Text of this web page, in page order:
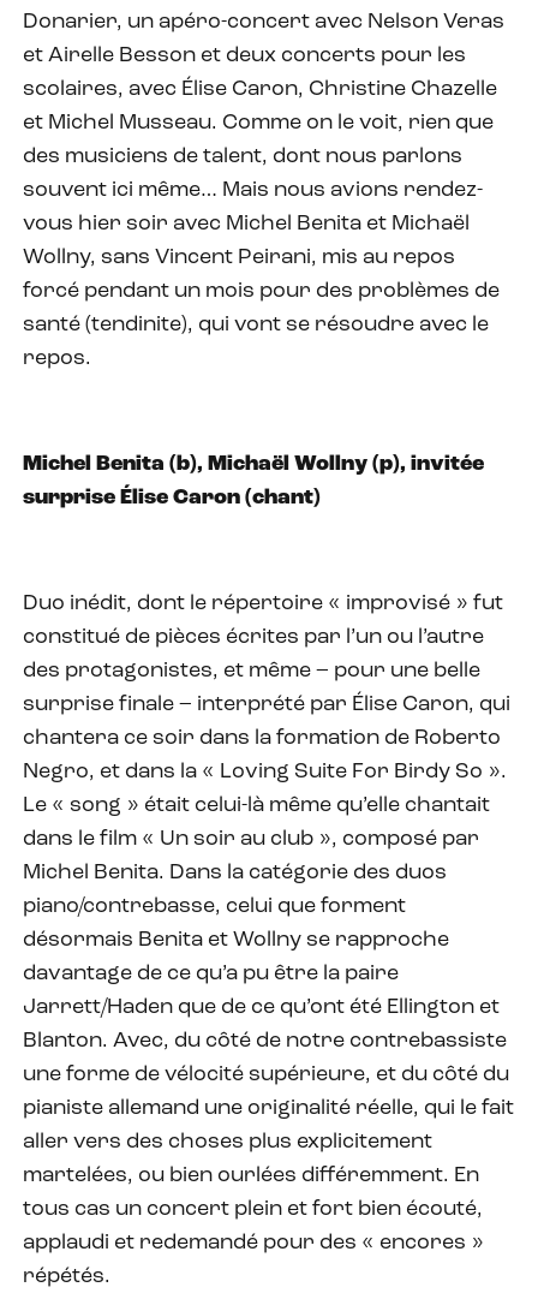
Donarier, un apéro-concert avec Nelson Veras
et Airelle Besson et deux concerts pour les
scolaires, avec Élise Caron, Christine Chazelle
et Michel Musseau. Comme on le voit, rien que
des musiciens de talent, dont nous parlons
souvent ici même… Mais nous avions rendez-
vous hier soir avec Michel Benita et Michaël
Wollny, sans Vincent Peirani, mis au repos
forcé pendant un mois pour des problèmes de
santé (tendinite), qui vont se résoudre avec le
repos.
Michel Benita (b), Michaël Wollny (p), invitée
surprise Élise Caron (chant)
Duo inédit, dont le répertoire « improvisé » fut
constitué de pièces écrites par l’un ou l’autre
des protagonistes, et même – pour une belle
surprise finale – interprété par Élise Caron, qui
chantera ce soir dans la formation de Roberto
Negro, et dans la « Loving Suite For Birdy So ».
Le « song » était celui-là même qu’elle chantait
dans le film « Un soir au club », composé par
Michel Benita. Dans la catégorie des duos
piano/contrebasse, celui que forment
désormais Benita et Wollny se rapproche
davantage de ce qu’a pu être la paire
Jarrett/Haden que de ce qu’ont été Ellington et
Blanton. Avec, du côté de notre contrebassiste
une forme de vélocité supérieure, et du côté du
pianiste allemand une originalité réelle, qui le fait
aller vers des choses plus explicitement
martelées, ou bien ourlées différemment. En
tous cas un concert plein et fort bien écouté,
applaudi et redemandé pour des « encores »
répétés.